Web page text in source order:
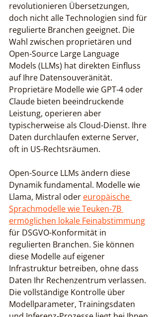
revolutionieren Übersetzungen,
doch nicht alle Technologien sind für
regulierte Branchen geeignet. Die
Wahl zwischen proprietären und
Open-Source Large Language
Models (LLMs) hat direkten Einfluss
auf Ihre Datensouveränität.
Proprietäre Modelle wie GPT-4 oder
Claude bieten beeindruckende
Leistung, operieren aber
typischerweise als Cloud-Dienst. Ihre
Daten durchlaufen externe Server,
oft in US-Rechtsräumen.
Open-Source LLMs ändern diese
Dynamik fundamental. Modelle wie
Llama, Mistral oder europäische
Sprachmodelle wie Teuken-7B
ermöglichen lokale Feinabstimmung
für DSGVO-Konformität in
regulierten Branchen. Sie können
diese Modelle auf eigener
Infrastruktur betreiben, ohne dass
Daten Ihr Rechenzentrum verlassen.
Die vollständige Kontrolle über
Modellparameter, Trainingsdaten